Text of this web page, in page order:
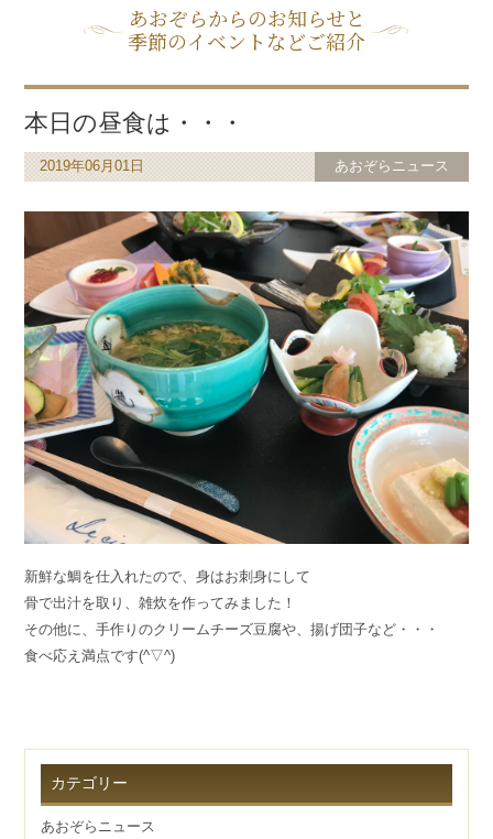
あおぞらからのお知らせと
季節のイベントなどご紹介
本日の昼食は・・・
2019年06月01日 あおぞらニュース
新鮮な鯛を仕入れたので、身はお刺身にして
骨で出汁を取り、雑炊を作ってみました！
その他に、手作りのクリームチーズ豆腐や、揚げ団子など・・・
食べ応え満点です(^▽^)
カテゴリー
あおぞらニュース